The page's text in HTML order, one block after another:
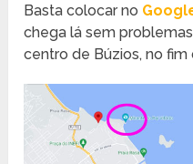
Basta colocar no
chega lá sem
centro de Búzios, no fim